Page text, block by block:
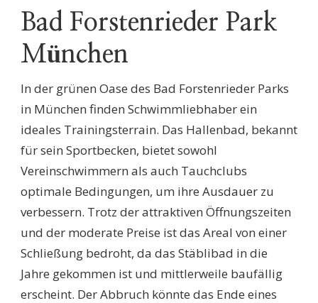
Bad Forstenrieder Park
München
In der grünen Oase des Bad Forstenrieder Parks
in München finden Schwimmliebhaber ein
ideales Trainingsterrain. Das Hallenbad, bekannt
für sein Sportbecken, bietet sowohl
Vereinschwimmern als auch Tauchclubs
optimale Bedingungen, um ihre Ausdauer zu
verbessern. Trotz der attraktiven Öffnungszeiten
und der moderate Preise ist das Areal von einer
Schließung bedroht, da das Stäblibad in die
Jahre gekommen ist und mittlerweile baufällig
erscheint. Der Abbruch könnte das Ende eines